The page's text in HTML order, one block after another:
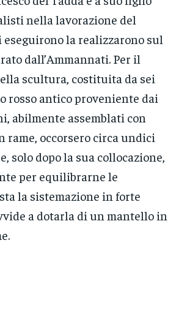
nella lavorazione del
la realizzarono sul
dall’Ammannati. Per il
scultura, costituita da sei
rosso antico proveniente dai
abilmente assemblati con
rame, occorsero circa undici
solo dopo la sua collocazione,
per equilibrarne le
la sistemazione in forte
a dotarla di un mantello in